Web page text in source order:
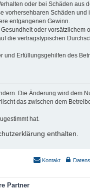
oder bei Schäden aus
Schäden
entgangenen Gewinn.
oder
die vertragstypischen
und Erfüllungsgehilfen des
Die Änderung wird dem
das zwischen dem
hat.
enthalten.
Kontakt
Partner